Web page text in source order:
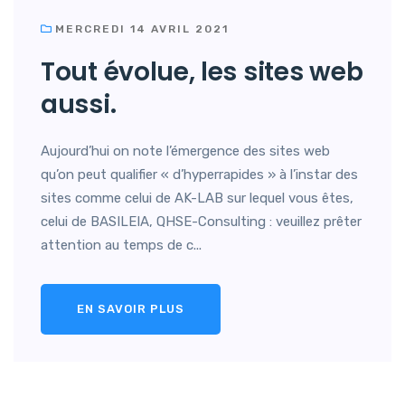
MERCREDI 14 AVRIL 2021
Tout évolue, les sites web
aussi.
Aujourd’hui on note l’émergence des sites web
qu’on peut qualifier « d’hyperrapides » à l’instar des
sites comme celui de AK-LAB sur lequel vous êtes,
celui de BASILEIA, QHSE-Consulting : veuillez prêter
attention au temps de c...
EN SAVOIR PLUS